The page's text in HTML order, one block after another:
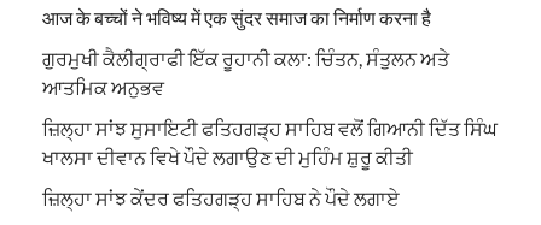
आज के बच्चों ने भविष्य में एक सुंदर समाज का निर्माण करना है
ਗੁਰਮੁਖੀ ਕੈਲੀਗ੍ਰਾਫੀ ਇੱਕ ਰੂਹਾਨੀ ਕਲਾ: ਚਿੰਤਨ, ਸੰਤੁਲਨ ਅਤੇ
ਆਤਮਿਕ ਅਨੁਭਵ
ਜ਼ਿਲ੍ਹਾ ਸਾਂਝ ਸੁਸਾਇਟੀ ਫਤਿਹਗੜ੍ਹ ਸਾਹਿਬ ਵਲੋਂ ਗਿਆਨੀ ਦਿੱਤ ਸਿੰਘ
ਖਾਲਸਾ ਦੀਵਾਨ ਵਿਖੇ ਪੌਦੇ ਲਗਾਉਣ ਦੀ ਮੁਹਿੰਮ ਸ਼ੁਰੂ ਕੀਤੀ
ਜ਼ਿਲ੍ਹਾ ਸਾਂਝ ਕੇਂਦਰ ਫਤਿਹਗੜ੍ਹ ਸਾਹਿਬ ਨੇ ਪੌਦੇ ਲਗਾਏ